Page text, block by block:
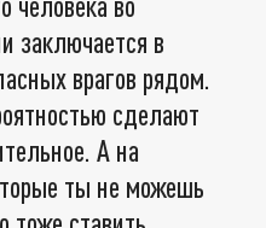
заключается в
врагов рядом.
сделают
А на
ты не можешь